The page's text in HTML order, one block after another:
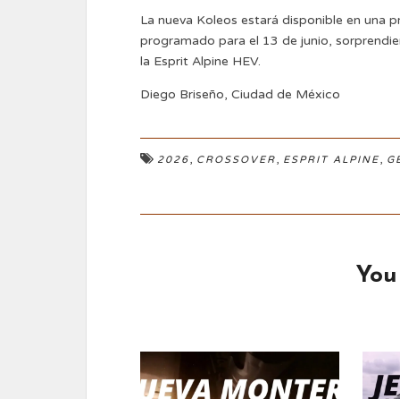
La nueva Koleos estará disponible en una
programado para el 13 de junio,
la Esprit Alpine HEV.
Diego Briseño, Ciudad de México
2026, CROSSOVER, ESPRIT ALPINE,